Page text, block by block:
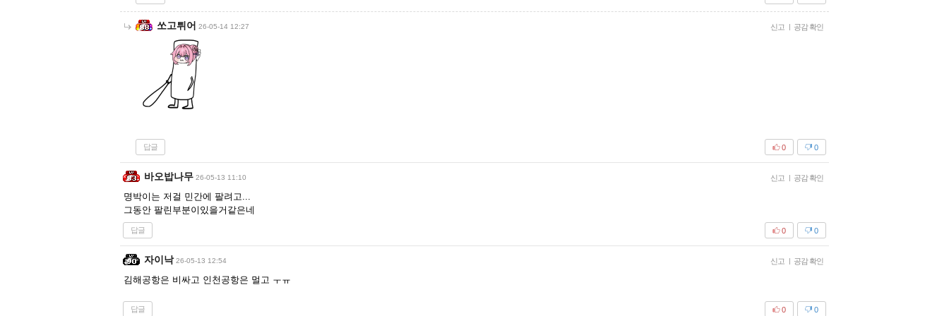
쏘고튀어 26-05-14 12:27 신고 | 공감 확인
답글 0
0
바오밥나무 26-05-13 11:10 신고 | 공감 확인
명박이는 저걸 민간에 팔려고...
그동안 팔린부분이있을거같은네
답글 0
0
자이낙 26-05-13 12:54 신고 | 공감 확인
김해공항은 비싸고 인천공항은 멀고 ㅜㅠ
답글 0
0